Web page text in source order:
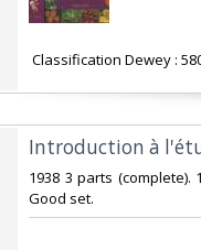
Classification Dewey :
‎Introduction à
‎1938 3 parts (complete).
Good set.‎